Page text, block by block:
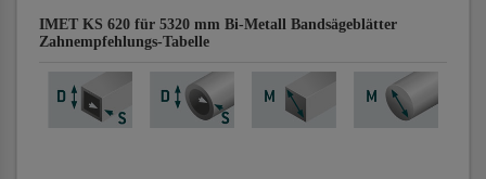
IMET KS 620 für 5320 mm Bi-Metall Bandsägeblätter
Zahnempfehlungs-Tabelle